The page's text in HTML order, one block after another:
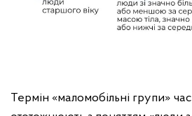
Термін «маломобільні групи»